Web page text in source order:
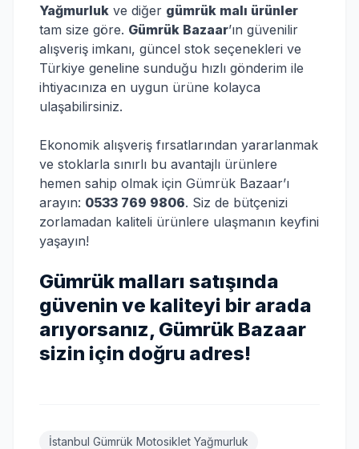
Yağmurluk ve diğer gümrük malı ürünler
tam size göre. Gümrük Bazaar’ın güvenilir
alışveriş imkanı, güncel stok seçenekleri ve
Türkiye geneline sunduğu hızlı gönderim ile
ihtiyacınıza en uygun ürüne kolayca
ulaşabilirsiniz.
Ekonomik alışveriş fırsatlarından yararlanmak
ve stoklarla sınırlı bu avantajlı ürünlere
hemen sahip olmak için Gümrük Bazaar’ı
arayın: 0533 769 9806. Siz de bütçenizi
zorlamadan kaliteli ürünlere ulaşmanın keyfini
yaşayın!
Gümrük malları satışında
güvenin ve kaliteyi bir arada
arıyorsanız, Gümrük Bazaar
sizin için doğru adres!
İstanbul Gümrük Motosiklet Yağmurluk